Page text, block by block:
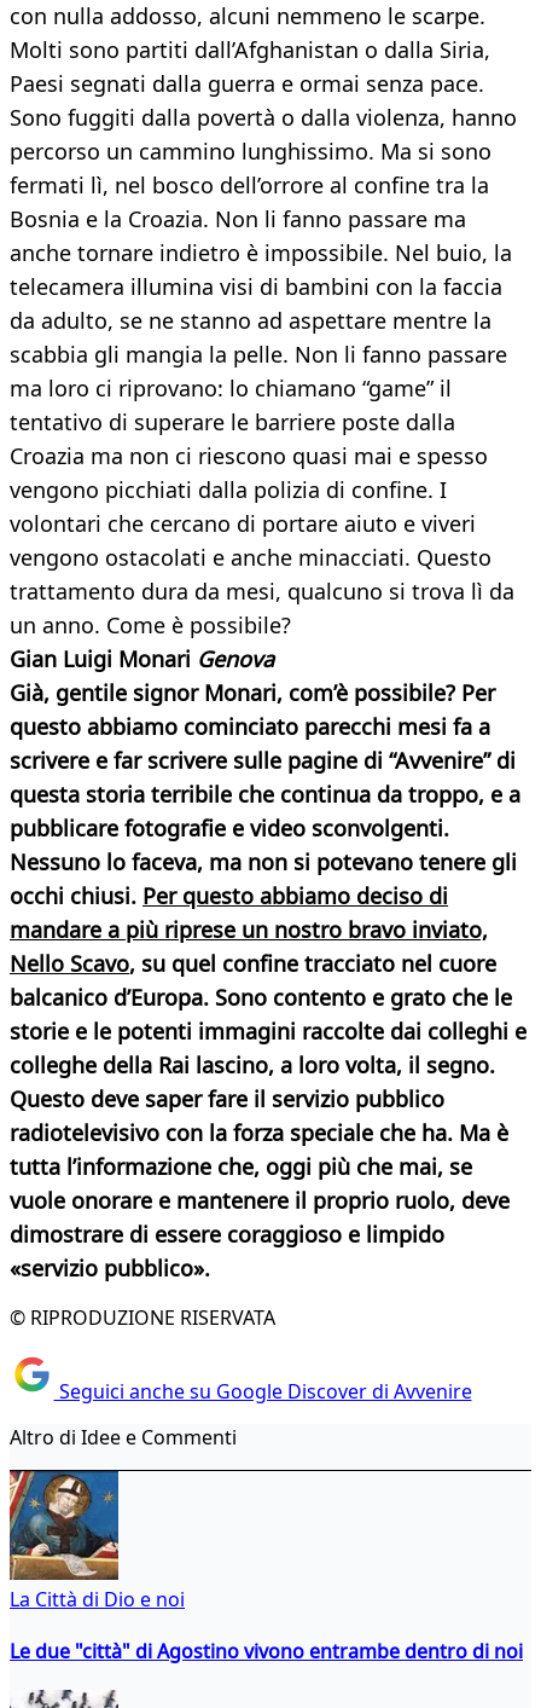
con nulla addosso, alcuni nemmeno le scarpe.
Molti sono partiti dall’Afghanistan o dalla Siria,
Paesi segnati dalla guerra e ormai senza pace.
Sono fuggiti dalla povertà o dalla violenza, hanno
percorso un cammino lunghissimo. Ma si sono
fermati lì, nel bosco dell’orrore al confine tra la
Bosnia e la Croazia. Non li fanno passare ma
anche tornare indietro è impossibile. Nel buio, la
telecamera illumina visi di bambini con la faccia
da adulto, se ne stanno ad aspettare mentre la
scabbia gli mangia la pelle. Non li fanno passare
ma loro ci riprovano: lo chiamano “game” il
tentativo di superare le barriere poste dalla
Croazia ma non ci riescono quasi mai e spesso
vengono picchiati dalla polizia di confine. I
volontari che cercano di portare aiuto e viveri
vengono ostacolati e anche minacciati. Questo
trattamento dura da mesi, qualcuno si trova lì da
un anno. Come è possibile?
Gian Luigi Monari Genova
Già, gentile signor Monari, com’è possibile? Per
questo abbiamo cominciato parecchi mesi fa a
scrivere e far scrivere sulle pagine di “Avvenire” di
questa storia terribile che continua da troppo, e a
pubblicare fotografie e video sconvolgenti.
Nessuno lo faceva, ma non si potevano tenere gli
occhi chiusi. Per questo abbiamo deciso di
mandare a più riprese un nostro bravo inviato,
Nello Scavo, su quel confine tracciato nel cuore
balcanico d’Europa. Sono contento e grato che le
storie e le potenti immagini raccolte dai colleghi e
colleghe della Rai lascino, a loro volta, il segno.
Questo deve saper fare il servizio pubblico
radiotelevisivo con la forza speciale che ha. Ma è
tutta l’informazione che, oggi più che mai, se
vuole onorare e mantenere il proprio ruolo, deve
dimostrare di essere coraggioso e limpido
«servizio pubblico».
© RIPRODUZIONE RISERVATA
Seguici anche su Google Discover di Avvenire
Altro di Idee e Commenti
La Città di Dio e noi
Le due "città" di Agostino vivono entrambe dentro di noi